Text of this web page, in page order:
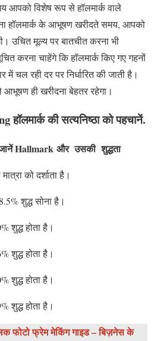
आपको विशेष रूप से हॉलमार्क वाले
हॉलमार्क के आभूषण खरीदते समय, आपको
उचित मूल्य पर बातचीत करना भी
करना चाहेंगे कि हॉलमार्क किए गए गहनों
चल रही दर पर निर्धारित की जाती है।
आभूषण ही खरीदना बेहतर रहेगा।
हॉलमार्क की सत्यनिष्ठा को पहचानें.
Hallmark और उसकी शुद्धता
को दर्शाता है।
शुद्ध सोना है।
शुद्ध होता है।
शुद्ध होता है।
शुद्ध होता है।
शुद्ध होता है।
फोटो फ्रेम मेकिंग गाइड – बिज़नेस के